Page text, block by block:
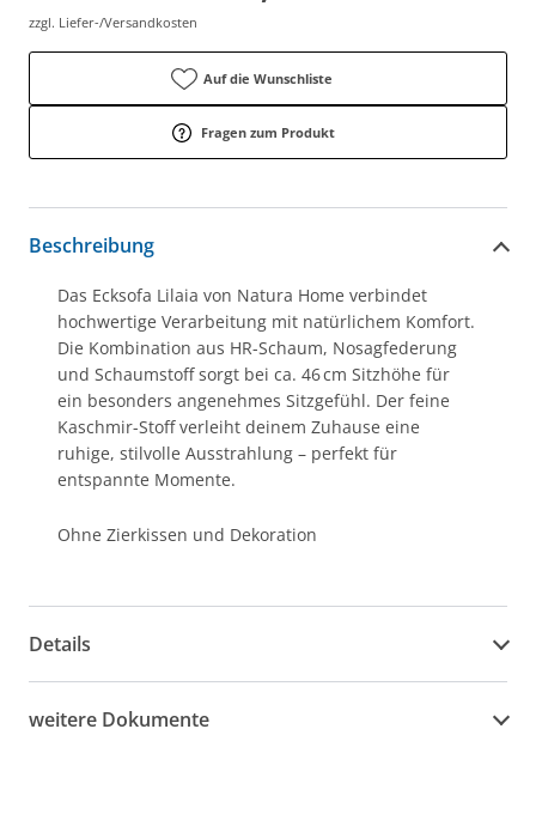
zzgl. Liefer-/Versandkosten
Auf die Wunschliste
Fragen zum Produkt
Beschreibung
Das Ecksofa Lilaia von Natura Home verbindet
hochwertige Verarbeitung mit natürlichem Komfort.
Die Kombination aus HR-Schaum, Nosagfederung
und Schaumstoff sorgt bei ca. 46 cm Sitzhöhe für
ein besonders angenehmes Sitzgefühl. Der feine
Kaschmir-Stoff verleiht deinem Zuhause eine
ruhige, stilvolle Ausstrahlung – perfekt für
entspannte Momente.
Ohne Zierkissen und Dekoration
Details
weitere Dokumente